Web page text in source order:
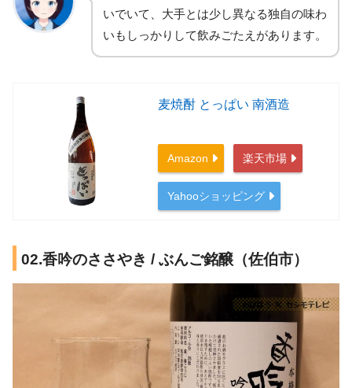
いでいて、大手とは少し異なる独自の味わ
いもしっかりして飲みごたえがあります。
麦焼酎 とっぱい 南酒造
Amazon 楽天市場
Yahooショッピング
02.香吟のささやき / ぶんご銘醸（佐伯市）